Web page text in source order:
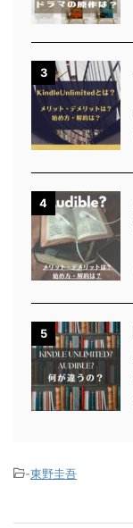
3
4
5
-東野圭吾